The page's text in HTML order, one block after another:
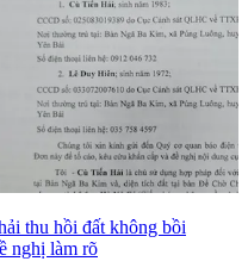
thu hồi đất không bồi
nghị làm rõ